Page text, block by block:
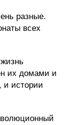
разные.
всех
их домами и
и истории